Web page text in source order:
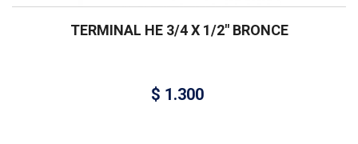
TERMINAL HE 3/4 X 1/2″ BRONCE
$ 1.300